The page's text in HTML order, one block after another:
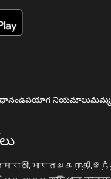
ఉపయోగ నియమాలు
मराठी.भारत